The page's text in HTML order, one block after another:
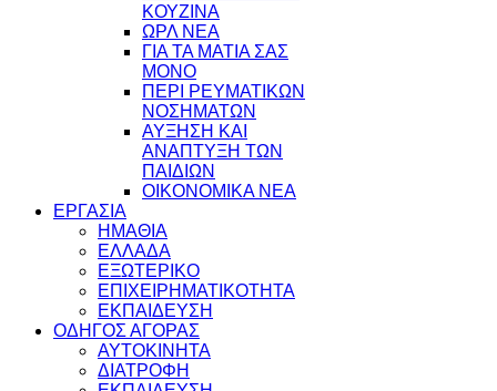
ΚΟΥΖΙΝΑ
ΩΡΛ ΝEA
ΓΙΑ ΤΑ ΜΑΤΙΑ ΣΑΣ
ΜΟΝΟ
ΠΕΡΙ ΡΕΥΜΑΤΙΚΩΝ
ΝΟΣΗΜΑΤΩΝ
ΑΥΞΗΣΗ ΚΑΙ
ΑΝΑΠΤΥΞΗ ΤΩΝ
ΠΑΙΔΙΩΝ
ΟΙΚΟΝΟΜΙΚΑ ΝΕΑ
ΕΡΓΑΣΙΑ
ΗΜΑΘΙΑ
ΕΛΛΑΔΑ
ΕΞΩΤΕΡΙΚΟ
ΕΠΙΧΕΙΡΗΜΑΤΙΚΟΤΗΤΑ
ΕΚΠΑΙΔΕΥΣΗ
ΟΔΗΓΟΣ ΑΓΟΡΑΣ
ΑΥΤΟΚΙΝΗΤΑ
ΔΙΑΤΡΟΦΗ